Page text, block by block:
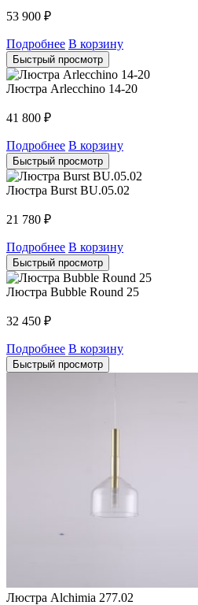
53 900 ₽
Подробнее В корзину
Быстрый просмотр
Люстра Arlecchino 14-20
41 800 ₽
Подробнее В корзину
Быстрый просмотр
Люстра Burst BU.05.02
21 780 ₽
Подробнее В корзину
Быстрый просмотр
Люстра Bubble Round 25
32 450 ₽
Подробнее В корзину
Быстрый просмотр
Люстра Alchimia 277.02